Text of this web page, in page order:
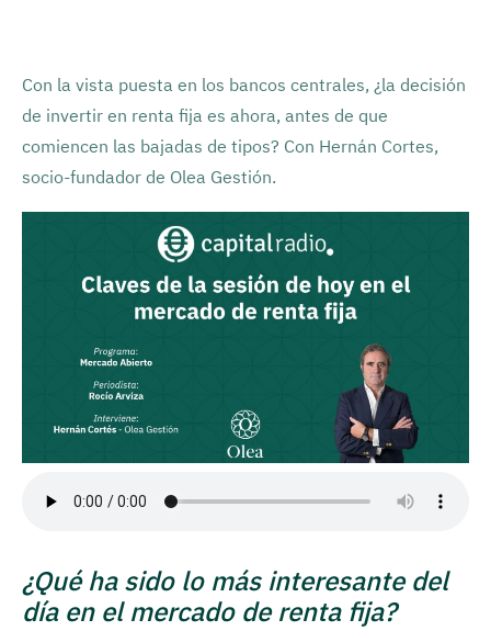
Con la vista puesta en los bancos centrales, ¿la decisión
de invertir en renta fija es ahora, antes de que
comiencen las bajadas de tipos? Con Hernán Cortes,
socio-fundador de Olea Gestión.
¿Qué ha sido lo más interesante del
día en el mercado de renta fija?